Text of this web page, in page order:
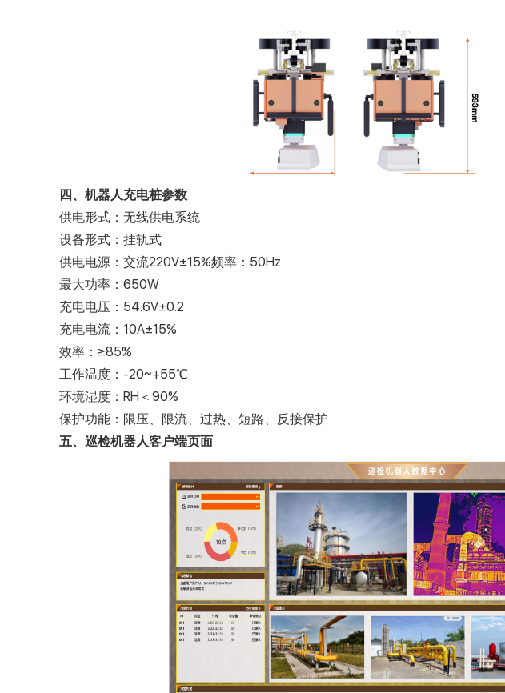
四、机器人充电桩参数
供电形式：无线供电系统
设备形式：挂轨式
供电电源：交流220V±15%频率：50Hz
最大功率：650W
充电电压：54.6V±0.2
充电电流：10A±15%
效率：≥85%
工作温度：-20~+55℃
环境湿度：RH＜90%
保护功能：限压、限流、过热、短路、反接保护
五、巡检机器人客户端页面